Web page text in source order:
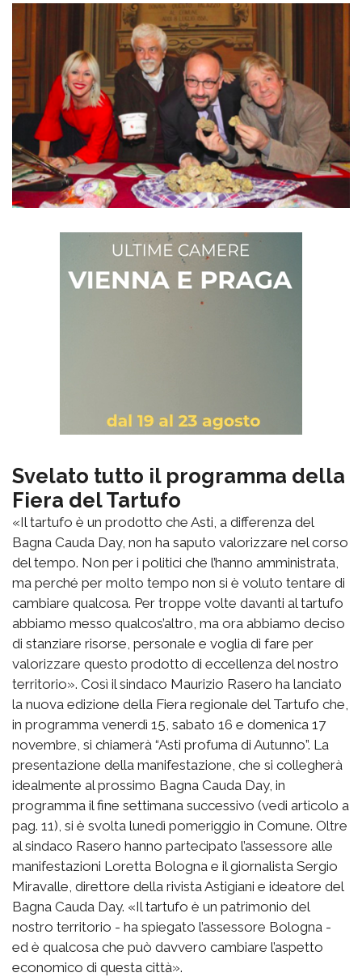
Svelato tutto il programma della
Fiera del Tartufo
«Il tartufo è un prodotto che Asti, a differenza del
Bagna Cauda Day, non ha saputo valorizzare nel corso
del tempo. Non per i politici che l’hanno amministrata,
ma perché per molto tempo non si è voluto tentare di
cambiare qualcosa. Per troppe volte davanti al tartufo
abbiamo messo qualcos’altro, ma ora abbiamo deciso
di stanziare risorse, personale e voglia di fare per
valorizzare questo prodotto di eccellenza del nostro
territorio». Così il sindaco Maurizio Rasero ha lanciato
la nuova edizione della Fiera regionale del Tartufo che,
in programma venerdì 15, sabato 16 e domenica 17
novembre, si chiamerà “Asti profuma di Autunno”. La
presentazione della manifestazione, che si collegherà
idealmente al prossimo Bagna Cauda Day, in
programma il fine settimana successivo (vedi articolo a
pag. 11), si è svolta lunedì pomeriggio in Comune. Oltre
al sindaco Rasero hanno partecipato l’assessore alle
manifestazioni Loretta Bologna e il giornalista Sergio
Miravalle, direttore della rivista Astigiani e ideatore del
Bagna Cauda Day. «Il tartufo è un patrimonio del
nostro territorio - ha spiegato l’assessore Bologna -
ed è qualcosa che può davvero cambiare l’aspetto
economico di questa città».